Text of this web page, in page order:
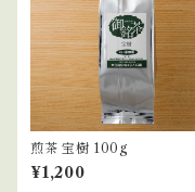
煎茶 宝樹 100g
¥1,200